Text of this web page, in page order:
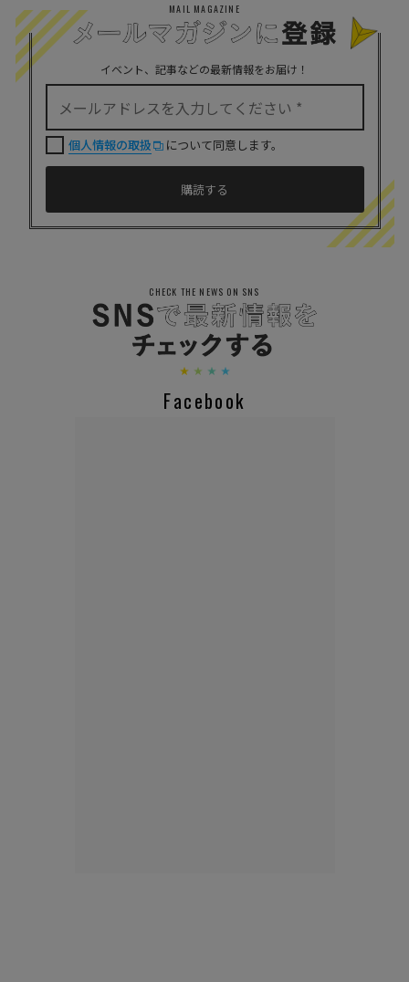
MAIL MAGAZINE
イベント、記事などの最新情報をお届け！
個人情報の取扱 について同意します。
CHECK THE NEWS ON SNS
Facebook